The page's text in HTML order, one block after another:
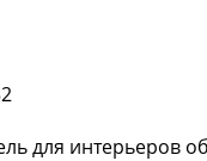
для интерьеров